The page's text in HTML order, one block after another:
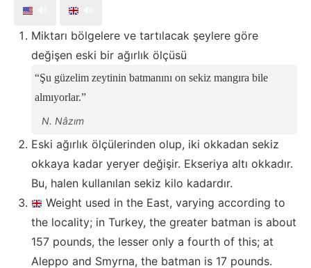
Miktarı bölgelere ve tartılacak şeylere göre
değişen eski bir ağırlık ölçüsü
Şu güzelim zeytinin batmanını on sekiz mangıra bile
almıyorlar.
N. Nâzım
Eski ağırlık ölçülerinden olup, iki okkadan sekiz
okkaya kadar yeryer değişir. Ekseriya altı okkadır.
Bu, halen kullanılan sekiz kilo kadardır.
Weight used in the East, varying according to
the locality; in Turkey, the greater batman is about
157 pounds, the lesser only a fourth of this; at
Aleppo and Smyrna, the batman is 17 pounds.